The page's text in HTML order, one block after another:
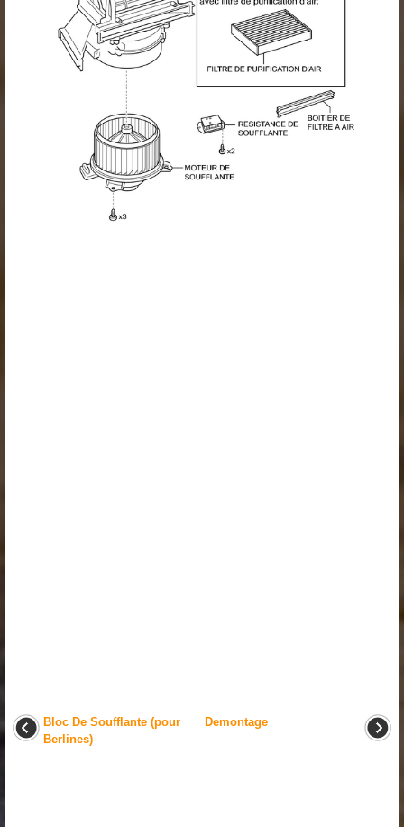
Bloc De Soufflante (pour
Berlines)
Demontage